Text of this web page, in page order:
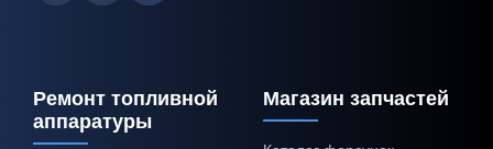
Ремонт топливной
аппаратуры
Магазин запчастей